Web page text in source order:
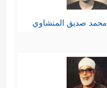
محمد صديق المنشاوي